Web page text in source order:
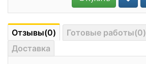
Отзывы(0) Готовые работы(0)
Доставка